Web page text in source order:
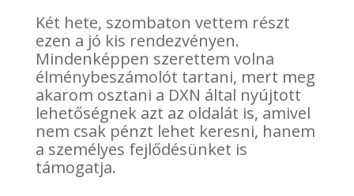
Két hete, szombaton vettem részt
ezen a jó kis rendezvényen.
Mindenképpen szerettem volna
élménybeszámolót tartani, mert meg
akarom osztani a DXN által nyújtott
lehetőségnek azt az oldalát is, amivel
nem csak pénzt lehet keresni, hanem
a személyes fejlődésünket is
támogatja.